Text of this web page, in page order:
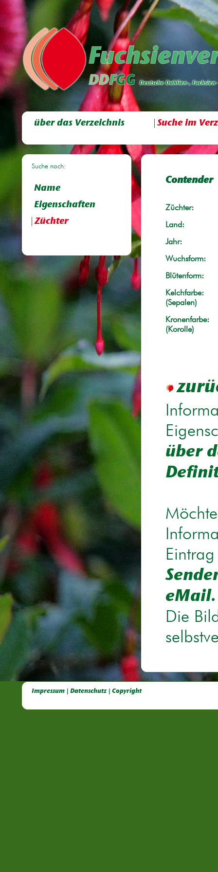
über das Verzeichnis Suche im
Suche nach:
Name
Eigenschaften
Züchter
Contender
Züchter:
Land:
Jahr:
Wuchsform:
Blütenform:
Kelchfarbe:
(Sepalen)
Kronenfarbe:
(Korolle)
über
eMail.
Die
Impressum | Datenschutz | Copyright